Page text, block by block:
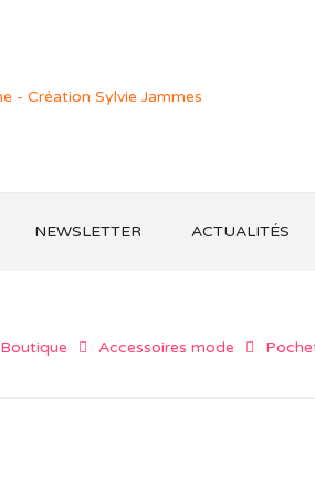
NEWSLETTER ACTUALITÉS
Boutique Accessoires mode